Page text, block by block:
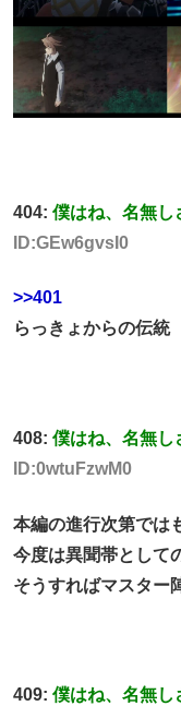
404: 僕はね、名無し
ID:GEw6gvsI0
>>401
らっきょからの伝統
408: 僕はね、名無し
ID:0wtuFzwM0
本編の進行次第では
今度は異聞帯として
そうすればマスター
409: 僕はね、名無し